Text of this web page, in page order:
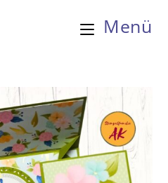
Menü